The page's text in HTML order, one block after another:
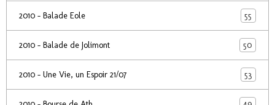
2010 - Balade Eole 55
2010 - Balade de Jolimont 50
2010 - Une Vie, un Espoir 21/07 53